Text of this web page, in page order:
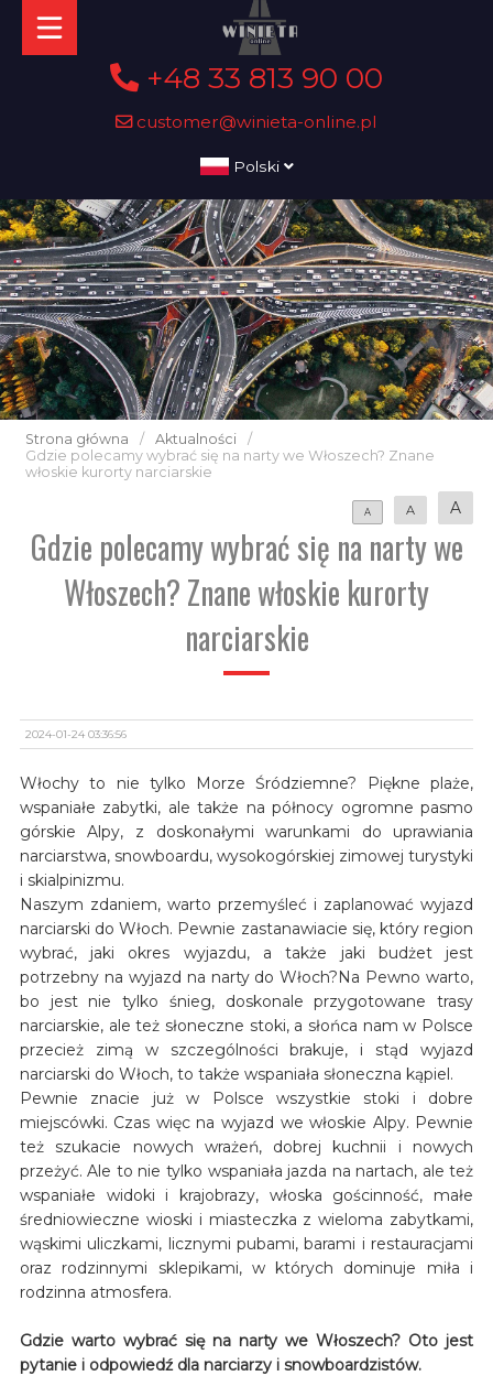
+48 33 813 90 00
customer@winieta-online.pl
Polski
Strona główna / Aktualności
/
Gdzie polecamy wybrać się na narty we Włoszech? Znane
włoskie kurorty narciarskie
A A A
Gdzie polecamy wybrać się na narty we
Włoszech? Znane włoskie kurorty
narciarskie
2024-01-24 03:36:56
Włochy to nie tylko Morze Śródziemne? Piękne plaże,
wspaniałe zabytki, ale także na północy ogromne pasmo
górskie Alpy, z doskonałymi warunkami do uprawiania
narciarstwa, snowboardu, wysokogórskiej zimowej turystyki
i skialpinizmu.
Naszym zdaniem, warto przemyśleć i zaplanować wyjazd
narciarski do Włoch. Pewnie zastanawiacie się, który region
wybrać, jaki okres wyjazdu, a także jaki budżet jest
potrzebny na wyjazd na narty do Włoch?Na Pewno warto,
bo jest nie tylko śnieg, doskonale przygotowane trasy
narciarskie, ale też słoneczne stoki, a słońca nam w Polsce
przecież zimą w szczególności brakuje, i stąd wyjazd
narciarski do Włoch, to także wspaniała słoneczna kąpiel.
Pewnie znacie już w Polsce wszystkie stoki i dobre
miejscówki. Czas więc na wyjazd we włoskie Alpy. Pewnie
też szukacie nowych wrażeń, dobrej kuchnii i nowych
przeżyć. Ale to nie tylko wspaniała jazda na nartach, ale też
wspaniałe widoki i krajobrazy, włoska gościnność, małe
średniowieczne wioski i miasteczka z wieloma zabytkami,
wąskimi uliczkami, licznymi pubami, barami i restauracjami
oraz rodzinnymi sklepikami, w których dominuje miła i
rodzinna atmosfera.
Gdzie warto wybrać się na narty we Włoszech? Oto jest
pytanie i odpowiedź dla narciarzy i snowboardzistów.